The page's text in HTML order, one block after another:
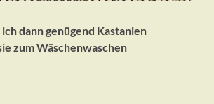
dann genügend Kastanien
zum Wäschenwaschen